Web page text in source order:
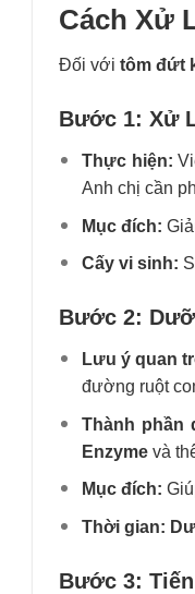
Cách Xử
Đối với tôm đứt
Bước 1: Xử
Thực hiện:
Anh chị cần
Mục đích:
Cấy vi sinh:
Bước 2:
Lưu ý quan
đường ruột
Thành phần
Enzymevà
Mục đích:
Thời gian:
Bước 3: